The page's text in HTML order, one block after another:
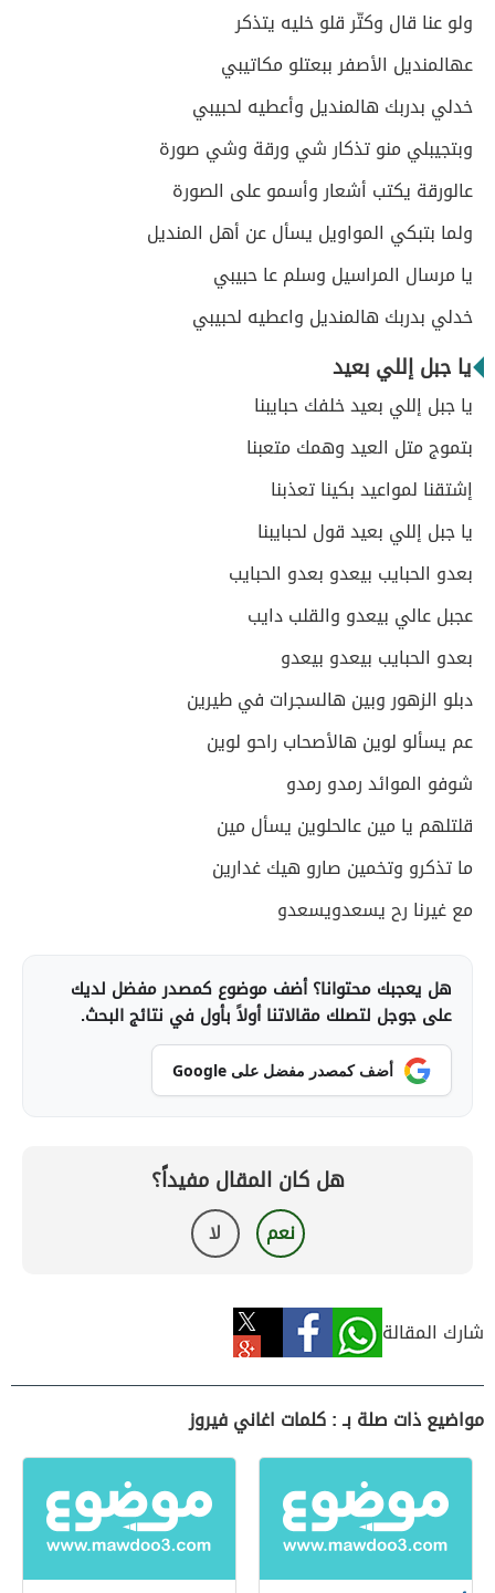
ولو عنا قال وكتّر قلو خليه يتذكر
عهالمنديل الأصفر ببعتلو مكاتيبي
خدلي بدربك هالمنديل وأعطيه لحبيبي
وبتجيبلي منو تذكار شي ورقة وشي صورة
عالورقة يكتب أشعار وأسمو على الصورة
ولما بتبكي المواويل يسأل عن أهل المنديل
يا مرسال المراسيل وسلم عا حبيبي
خدلي بدربك هالمنديل واعطيه لحبيبي
يا جبل إللي بعيد
يا جبل إللي بعيد خلفك حبايبنا
بتموج متل العيد وهمك متعبنا
إشتقنا لمواعيد بكينا تعذبنا
يا جبل إللي بعيد قول لحبايبنا
بعدو الحبايب بيعدو بعدو الحبايب
عجبل عالي بيعدو والقلب دايب
بعدو الحبايب بيعدو بيعدو
دبلو الزهور وبين هالسجرات في طيرين
عم يسألو لوين هالأصحاب راحو لوين
شوفو الموائد رمدو رمدو
قلتلهم يا مين عالحلوين يسأل مين
ما تذكرو وتخمين صارو هيك غدارين
مع غيرنا رح يسعدويسعدو
هل يعجبك محتوانا؟ أضف موضوع كمصدر مفضل لديك
على جوجل لتصلك مقالاتنا أولاً بأول في نتائج البحث.
أضف كمصدر مفضل على Google
هل كان المقال مفيداً؟
نعم لا
شارك المقالة
مواضيع ذات صلة بـ : كلمات اغاني فيروز